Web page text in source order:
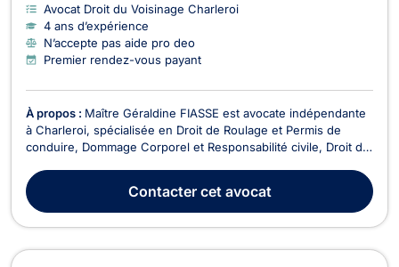
Avocat Droit du Voisinage Charleroi
4 ans d’expérience
N’accepte pas aide pro deo
Premier rendez-vous payant
À propos : Maître Géraldine FIASSE est avocate indépendante
à Charleroi, spécialisée en Droit de Roulage et Permis de
conduire, Dommage Corporel et Responsabilité civile, Droit de
route ou d'une erreur médicale ? Convoqué devant le Tribunal
de police ? En litige avec votre...
Contactercet avocat